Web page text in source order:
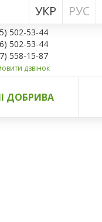
РУС
УКР
502-53-44
502-53-44
558-15-87
дзвінок
ДОБРИВА